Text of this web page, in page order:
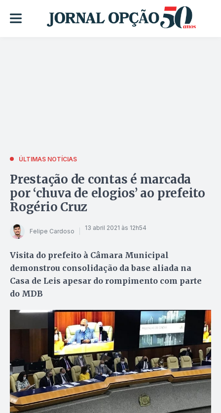
ÚLTIMAS NOTÍCIAS
Prestação de contas é marcada
por ‘chuva de elogios’ ao prefeito
Rogério Cruz
Felipe Cardoso 13 abril 2021 às 12h54
Visita do prefeito à Câmara Municipal
demonstrou consolidação da base aliada na
Casa de Leis apesar do rompimento com parte
do MDB